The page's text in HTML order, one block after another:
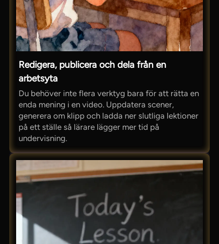
Redigera, publicera och dela från en
arbetsyta
Du behöver inte flera verktyg bara för att rätta en
enda mening i en video. Uppdatera scener,
generera om klipp och ladda ner slutliga lektioner
på ett ställe så lärare lägger mer tid på
undervisning.